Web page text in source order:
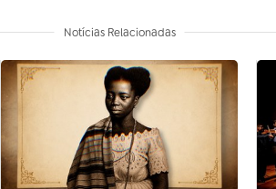
Notícias Relacionadas